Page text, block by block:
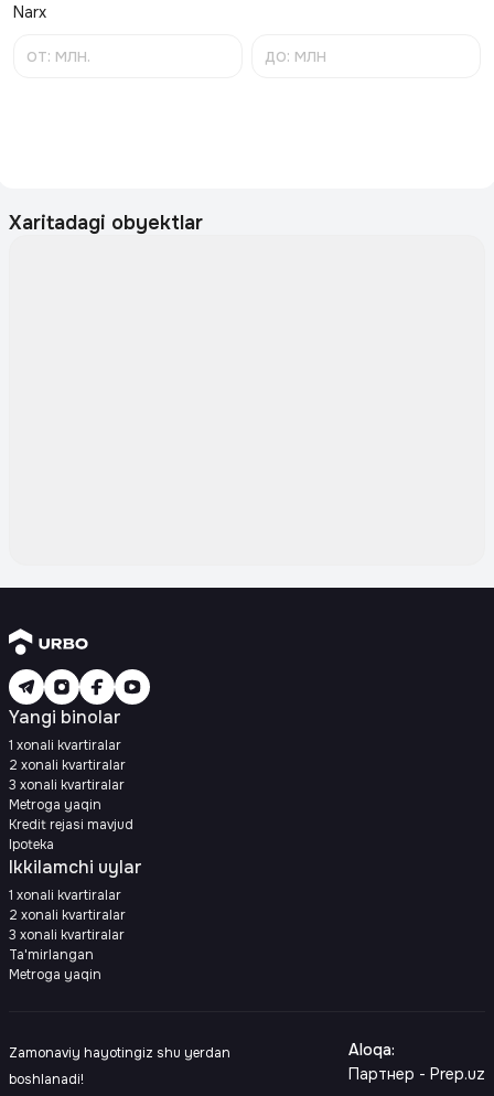
Narx
Xaritadagi obyektlar
Yangi binolar
1 xonali kvartiralar
2 xonali kvartiralar
3 xonali kvartiralar
Metroga yaqin
Kredit rejasi mavjud
Ipoteka
Ikkilamchi uylar
1 xonali kvartiralar
2 xonali kvartiralar
3 xonali kvartiralar
Ta'mirlangan
Metroga yaqin
Zamonaviy hayotingiz shu yerdan
boshlanadi!
Aloqa:
Партнер - Prep.uz